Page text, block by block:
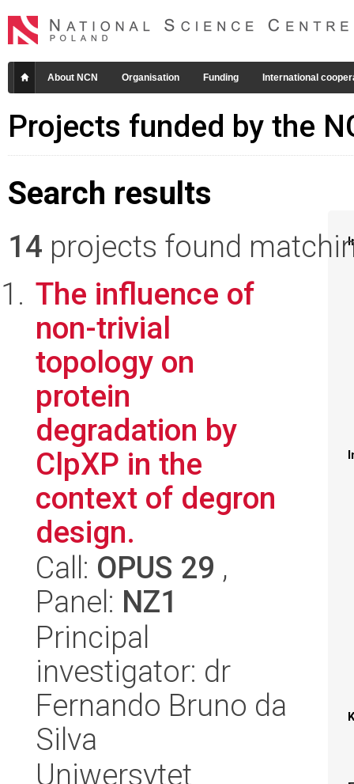
About NCN Organisation Funding International
Projects funded by the
Search results
14 projects found
The influence of
non-trivial
topology on
protein
degradation by
ClpXP in the
context of degron
design.
Call: OPUS 29 ,
Panel: NZ1
Principal
investigator: dr
Fernando Bruno da
Silva
Uniwersytet